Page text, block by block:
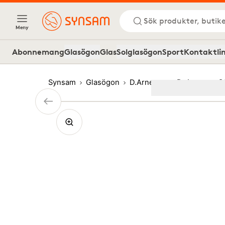
Meny
Sök produkter,
AbonnemangGlasögonGlasSolglasögonSport
Synsam Glasögon D.Arnesen D. Arnesen